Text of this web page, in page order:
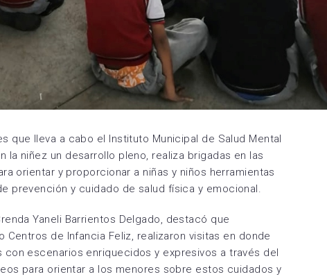
que lleva a cabo el Instituto Municipal de Salud Mental
la niñez un desarrollo pleno, realiza brigadas en las
orientar y proporcionar a niñas y niños herramientas
prevención y cuidado de salud física y emocional.
Yaneli Barrientos Delgado, destacó que
de Infancia Feliz, realizaron visitas en donde
escenarios enriquecidos y expresivos a través del
para orientar a los menores sobre estos cuidados y